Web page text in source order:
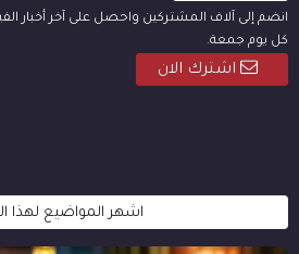
انضم إلى آلاف المشتركين واحصل على آخر أخبار
كل يوم جمعة.
اشترك الان
اشهر المواضيع لهذا